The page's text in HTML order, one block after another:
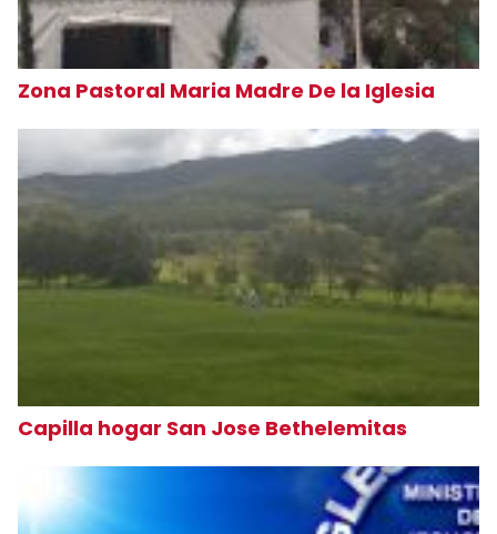
Zona Pastoral Maria Madre De la Iglesia
Capilla hogar San Jose Bethelemitas